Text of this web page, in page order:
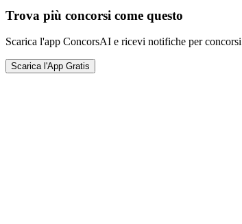
Trova più concorsi come questo
Scarica l'app ConcorsAI e ricevi notifiche per
Scarica l'App Gratis